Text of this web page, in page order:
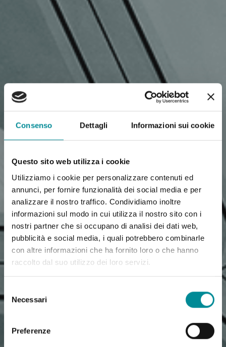
Consenso Dettagli Informazioni sui cookie
Questo sito web utilizza i cookie
Utilizziamo i cookie per personalizzare contenuti ed
annunci, per fornire funzionalità dei social media e per
analizzare il nostro traffico. Condividiamo inoltre
informazioni sul modo in cui utilizza il nostro sito con i
nostri partner che si occupano di analisi dei dati web,
pubblicità e social media, i quali potrebbero combinarle
con altre informazioni che ha fornito loro o che hanno
raccolto dal suo utilizzo dei loro servizi.
del
consenso
Necessari
Preferenze